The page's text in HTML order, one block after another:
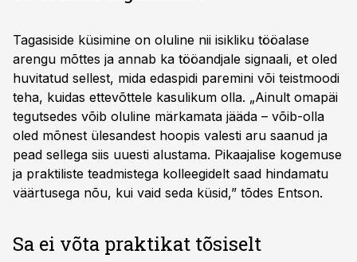
Tagasiside küsimine on oluline nii isikliku tööalase
arengu mõttes ja annab ka tööandjale signaali, et oled
huvitatud sellest, mida edaspidi paremini või teistmoodi
teha, kuidas ettevõttele kasulikum olla. „Ainult omapäi
tegutsedes võib oluline märkamata jääda – võib-olla
oled mõnest ülesandest hoopis valesti aru saanud ja
pead sellega siis uuesti alustama. Pikaajalise kogemuse
ja praktiliste teadmistega kolleegidelt saad hindamatu
väärtusega nõu, kui vaid seda küsid,” tõdes Entson.
Sa ei võta praktikat tõsiselt